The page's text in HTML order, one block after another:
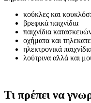
κούκλες και
βρεφικά παιχνίδια
παιχνίδια
οχήματα και
ηλεκτρονικά
λούτρινα αλλά και
Τι πρέπει να